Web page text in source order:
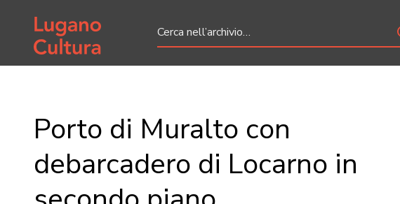
Home page
Porto di Muralto con
debarcadero di Locarno in